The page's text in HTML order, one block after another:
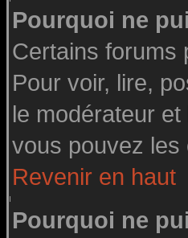
Pourquoi ne
Certains forums
Pour voir, lire,
le modérateur
vous pouvez
Revenir en haut
Pourquoi ne